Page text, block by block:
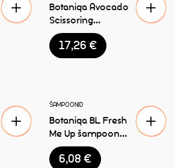
Botaniqa Avocado
Scissoring
karvahooldus
sprei 1L
17,26€
ŠAMPOONID
Botaniqa BL Fresh
Me Up šampoon
250ml
6,08€